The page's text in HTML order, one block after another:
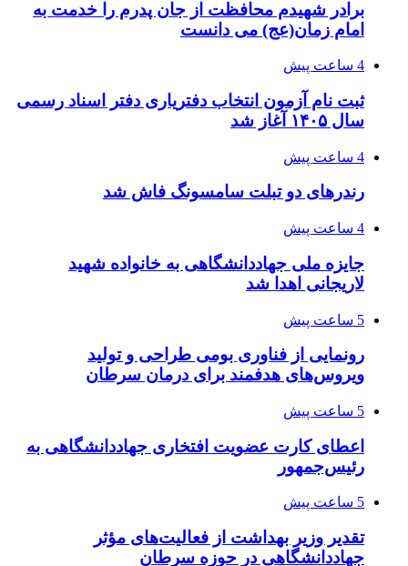
برادر شهیدم محافظت از جان پدرم را خدمت به
امام زمان(عج) می دانست
4 ساعت پیش
ثبت نام آزمون انتخاب دفتریاری دفتر اسناد رسمی
سال ۱۴۰۵ آغاز شد
4 ساعت پیش
رندرهای دو تبلت سامسونگ فاش شد
4 ساعت پیش
جایزه ملی جهاددانشگاهی به خانواده شهید
لاریجانی اهدا شد
5 ساعت پیش
رونمایی از فناوری بومی طراحی و تولید
ویروس‌های هدفمند برای درمان سرطان
5 ساعت پیش
اعطای کارت عضویت افتخاری جهاددانشگاهی به
رئیس‌جمهور
5 ساعت پیش
تقدیر وزیر بهداشت از فعالیت‌های مؤثر
جهاددانشگاهی در حوزه سرطان